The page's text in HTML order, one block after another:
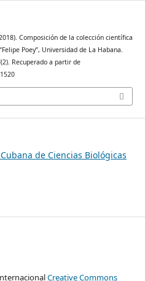
Composición de la colección científica
Poey”, Universidad de La Habana.
(2). Recuperado a partir de
de Ciencias Biológicas
Creative Commons